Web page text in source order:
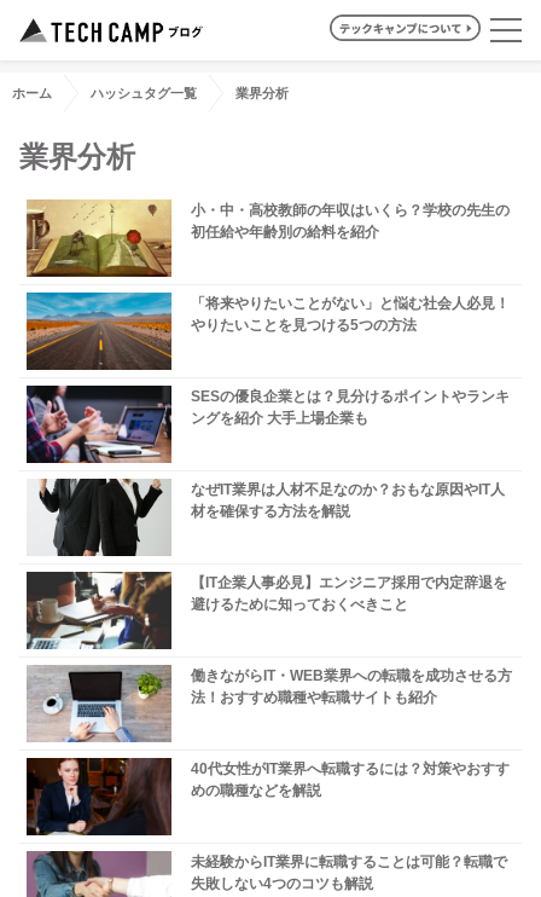
ホーム ハッシュタグ一覧 業界分析
業界分析
小・中・高校教師の年収はいくら？学校の先生の
初任給や年齢別の給料を紹介
「将来やりたいことがない」と悩む社会人必見！
やりたいことを見つける5つの方法
SESの優良企業とは？見分けるポイントやランキ
ングを紹介 大手上場企業も
なぜIT業界は人材不足なのか？おもな原因やIT人
材を確保する方法を解説
【IT企業人事必見】エンジニア採用で内定辞退を
避けるために知っておくべきこと
働きながらIT・WEB業界への転職を成功させる方
法！おすすめ職種や転職サイトも紹介
40代女性がIT業界へ転職するには？対策やおすす
めの職種などを解説
未経験からIT業界に転職することは可能？転職で
失敗しない4つのコツも解説